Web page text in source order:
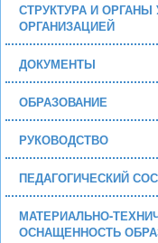
СТРУКТУРА И
ОРГАНИЗАЦИЕЙ
ДОКУМЕНТЫ
ОБРАЗОВАНИЕ
РУКОВОДСТВО
ПЕДАГОГИЧЕСКИЙ
МАТЕРИАЛЬНО-
ОСНАЩЕННОСТЬ